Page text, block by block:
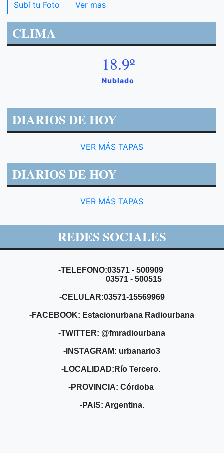
Subí tu Foto Ver mas
CLIMA
18.9º
Nublado
DIARIOS DE HOY
VER MÁS TAPAS
DIARIOS DE HOY
VER MÁS TAPAS
REDES SOCIALES
-TELEFONO:03571 - 500909
03571 - 500515
-CELULAR:03571-15569969
-FACEBOOK: Estacionurbana Radiourbana
-TWITTER: @fmradiourbana
-INSTAGRAM: urbanario3
-LOCALIDAD:Río Tercero.
-PROVINCIA: Córdoba
-PAIS: Argentina.